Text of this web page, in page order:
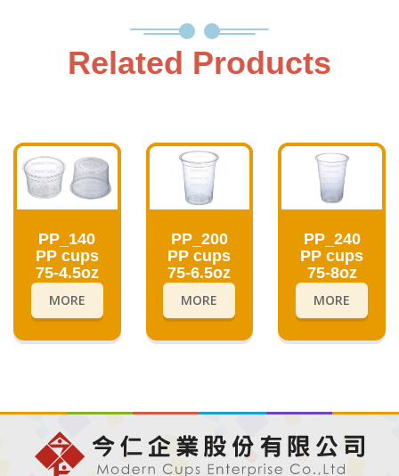
Related Products
PP_200
PP cups
75-6.5oz
MORE
PP_240
PP cups
75-8oz
MORE
PP_140
PP cups
75-4.5oz
MORE